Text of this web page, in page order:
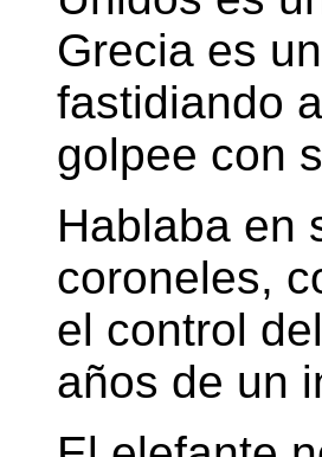
Grecia es
fastidiando
golpee con
Hablaba en
coroneles,
el control
años de un